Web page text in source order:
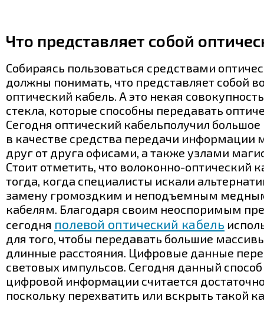
Что представляет собой
Собираясь пользоваться средствами
должны понимать, что представляет собой
оптический кабель. А это некая
стекла, которые способны передавать
Сегодня оптический кабельполучил
в качестве средства передачи
друг от друга офисами, а также узлами
Стоит отметить, что волоконно-оптический
тогда, когда специалисты искали
замену громоздким и неподъемным
кабелям. Благодаря своим неоспоримым
сегодня полевой оптический кабель
для того, чтобы передавать большие
длинные расстояния. Цифровые данные
световых импульсов. Сегодня данный
цифровой информации считается
поскольку перехватить или вскрыть такой